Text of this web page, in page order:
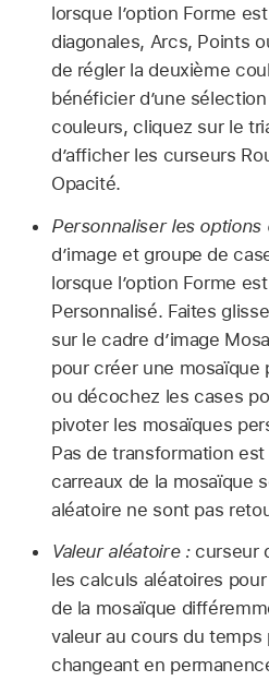
lorsque l’option Forme
diagonales, Arcs, Points
de régler la deuxième
bénéficier d’une
couleurs, cliquez sur le
d’afficher les curseurs
Opacité.
Personnaliser les options
dʼimage et groupe de
lorsque l’option Forme
Personnalisé. Faites
sur le cadre dʼimage
pour créer une mosaïque
ou décochez les cases
pivoter les mosaïques
Pas de transformation
carreaux de la mosaïque
aléatoire ne sont pas
Valeur aléatoire :curseur
les calculs aléatoires
de la mosaïque
valeur au cours du
changeant en